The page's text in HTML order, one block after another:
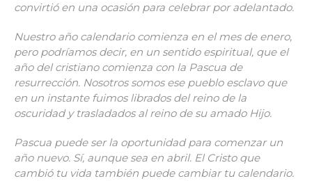
convirtió en una ocasión para celebrar por adelantado.
Nuestro año calendario comienza en el mes de enero,
pero podríamos decir, en un sentido espiritual, que el
año del cristiano comienza con la Pascua de
resurrección. Nosotros somos ese pueblo esclavo que
en un instante fuimos librados del reino de la
oscuridad y trasladados al reino de su amado Hijo.
Pascua puede ser la oportunidad para comenzar un
año nuevo. Sí, aunque sea en abril. El Cristo que
cambió tu vida también puede cambiar tu calendario.